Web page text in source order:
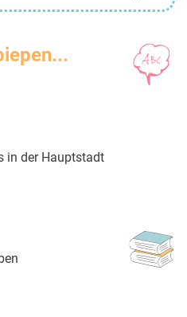
in der Hauptstadt